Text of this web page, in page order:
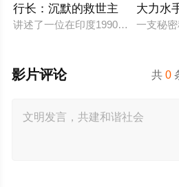
行长：沉默的救世主
讲述了一位在印度1990年代经济危
大力水
一支秘
共0
影片评论